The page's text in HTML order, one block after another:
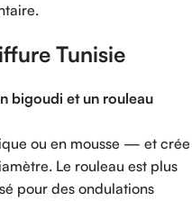
Tunisie
bigoudi et un rouleau
ou en mousse — et crée
Le rouleau est plus
pour des ondulations